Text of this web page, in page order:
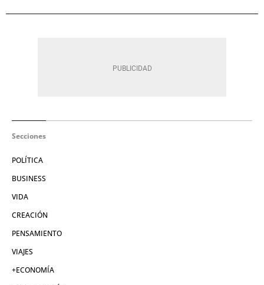
Secciones
POLÍTICA
BUSINESS
VIDA
CREACIÓN
PENSAMIENTO
VIAJES
+ECONOMÍA